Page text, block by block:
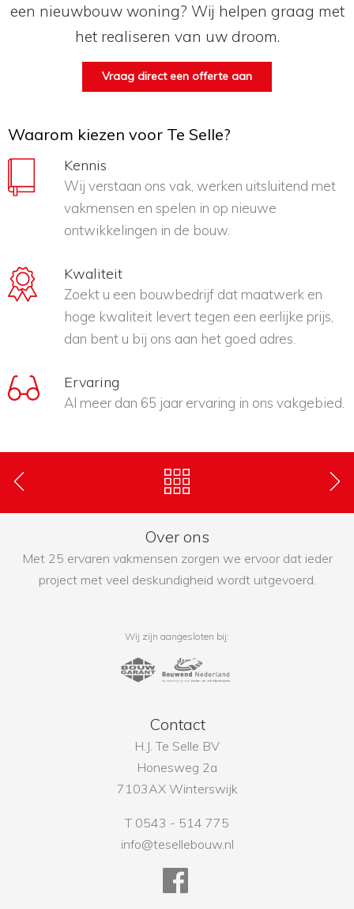
een nieuwbouw woning? Wij helpen graag met
het realiseren van uw droom.
Vraag direct een offerte aan
Waarom kiezen voor Te Selle?
Kennis
Wij verstaan ons vak, werken uitsluitend met
vakmensen en spelen in op nieuwe
ontwikkelingen in de bouw.
Kwaliteit
Zoekt u een bouwbedrijf dat maatwerk en
hoge kwaliteit levert tegen een eerlijke prijs,
dan bent u bij ons aan het goed adres.
Ervaring
Al meer dan 65 jaar ervaring in ons vakgebied.
Over ons
Met 25 ervaren vakmensen zorgen we ervoor dat ieder
project met veel deskundigheid wordt uitgevoerd.
Wij zijn aangesloten bij:
Contact
H.J. Te Selle BV
Honesweg 2a
7103AX Winterswijk
T 0543 - 514 775
info@tesellebouw.nl